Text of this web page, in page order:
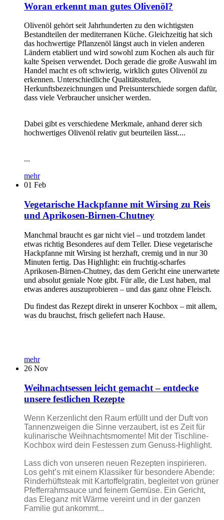
Woran erkennt man gutes Olivenöl?
Olivenöl gehört seit Jahrhunderten zu den wichtigsten
Bestandteilen der mediterranen Küche. Gleichzeitig hat sich
das hochwertige Pflanzenöl längst auch in vielen anderen
Ländern etabliert und wird sowohl zum Kochen als auch für
kalte Speisen verwendet. Doch gerade die große Auswahl im
Handel macht es oft schwierig, wirklich gutes Olivenöl zu
erkennen. Unterschiedliche Qualitätsstufen,
Herkunftsbezeichnungen und Preisunterschiede sorgen dafür,
dass viele Verbraucher unsicher werden.
Dabei gibt es verschiedene Merkmale, anhand derer sich
hochwertiges Olivenöl relativ gut beurteilen lässt....
...
mehr
01 Feb
Vegetarische Hackpfanne mit Wirsing zu Reis
und Aprikosen-Birnen-Chutney
Manchmal braucht es gar nicht viel – und trotzdem landet
etwas richtig Besonderes auf dem Teller. Diese vegetarische
Hackpfanne mit Wirsing ist herzhaft, cremig und in nur 30
Minuten fertig. Das Highlight: ein fruchtig-scharfes
Aprikosen-Birnen-Chutney, das dem Gericht eine unerwartete
und absolut geniale Note gibt. Für alle, die Lust haben, mal
etwas anderes auszuprobieren – und das ganz ohne Fleisch.
Du findest das Rezept direkt in unserer Kochbox – mit allem,
was du brauchst, frisch geliefert nach Hause.
mehr
26 Nov
Weihnachtsessen leicht gemacht – entdecke
unsere festlichen Rezepte
Wenn Kerzenlicht den Raum erfüllt und der Duft von
Tannenzweigen die Sinne verzaubert, ist es Zeit für
kulinarische Weihnachtsmomente! Mit der Tischline-
Kochbox wird dein Festessen zum Genuss-Highlight.
Lass dich von unseren neuen Rezepten inspirieren.
Los geht’s mit einem Klassiker für besondere Abende:
Rinderhüftsteak mit Kartoffelgratin, begleitet von grüner
Pfefferrahmsauce und feinem Gemüse. Ein Gericht,
das Eleganz mit Wärme vereint und in der ganzen
Familie gut ankommt...